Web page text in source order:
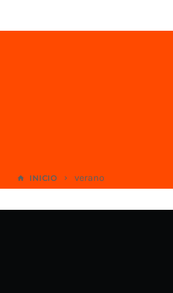
home INICIO keyboard_arrow_right verano